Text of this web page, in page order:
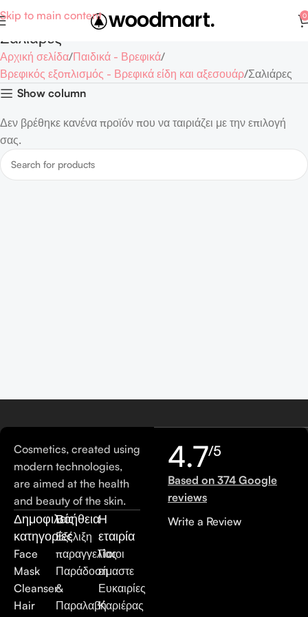
Skip to main content 0
Σαλιάρες
Αρχική σελίδα Παιδικά - Βρεφικά
Βρεφικός εξοπλισμός - Βρεφικά είδη και αξεσουάρ Σαλιάρες
Show column
Δεν βρέθηκε κανένα προϊόν που να ταιριάζει με την επιλογή
σας.
Cosmetics, created using
modern technologies,
are aimed at the health
and beauty of the skin.
Δημοφιλείς
κατηγορίες
Face
Mask
Cleanser
Hair
Βοήθεια
Εξέλιξη
παραγγελίας
Παράδοση
&
Παραλαβή
Η
εταιρία
Ποιοι
είμαστε
Ευκαιρίες
Καριέρας
4.7/5
Based on 374 Google
reviews
Write a Review